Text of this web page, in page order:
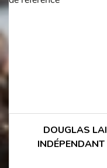
DOUGLAS
INDÉPENDANT